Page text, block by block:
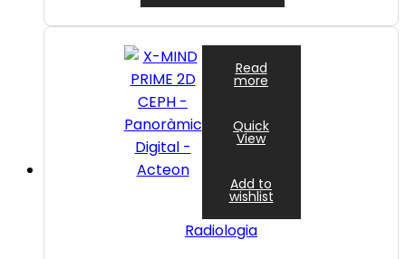
Read
more
Quick
View
Add to
wishlist
Radiologia